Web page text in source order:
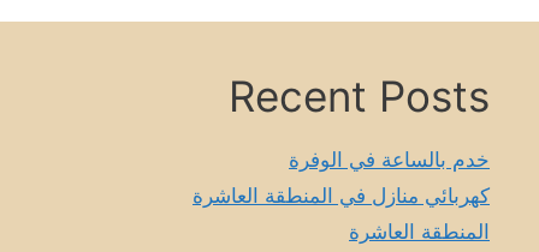
Recent Posts
خدم بالساعة في الوفرة
كهربائي منازل في المنطقة العاشرة
المنطقة العاشرة